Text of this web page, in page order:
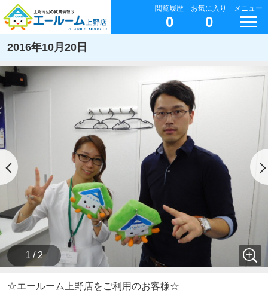
閲覧履歴
0
お気に入り
0
メニュー
2016年10月20日
1 / 2
☆エールーム上野店をご利用のお客様☆